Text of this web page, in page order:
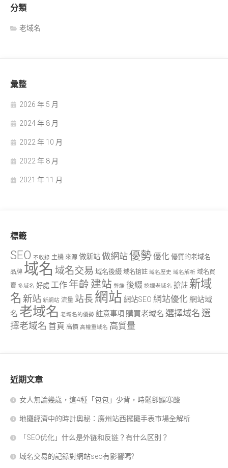
分類
老域名
彙整
2026 年 5 月
2024 年 8 月
2022 年 10 月
2022 年 8 月
2021 年 11 月
標籤
SEO 不收錄 主機 來源 做新站做網站優勢優化 優質的老域名
品牌 域名 域名交易 域名後綴 域名搶註 域名歷史 域名解析 域名買
賣 多域名 好處 工作 年齡 建站 弊端 後綴 挖掘老域名 搶註 新域
名 新站 新網站 流量 站長 網站 網站SEO 網站優化 網站域
名 老域名 老域名的優勢 註意事項 購買老域名 選擇域名 選
擇老域名 首頁 高價 高權重域名 高質量
近期文章
女人無論幾歲，這4種「包包」少背，時髦卻顯寒酸
地攤經濟中的時計奧秘：廣州站西擺攤手表市場全解析
「SEO优化」什么是外链和反链？有什么区别？
域名交易的記錄對網站seo有影響嗎?